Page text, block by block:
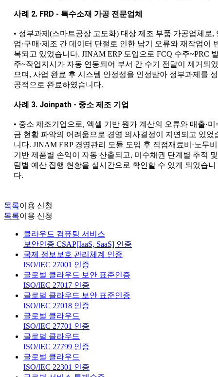
사례 2. FRD - 특수소재 가공 전문업체
• 정부과제(스마트공장 고도화) 대상 제조 부품 가공업체로,
업·구매·제조 간 데이터 단절로 인한 납기 오류와 재작업이
복되고 있었습니다. JINAM ERP 도입으로 FCQ 수주~PRC
주~작업지시가 자동 연동되어 부서 간 수기 전달이 제거되었
으며, 사업 완료 후 시스템 안정성을 인정받아 정부과제를 성
공적으로 완료하였습니다.
사례 3. Joinpath - 중소 제조 기업
• 중소 제조기업으로, 엑셀 기반 원가 계산의 오류와 매출·미
금 현황 파악의 어려움으로 경영 의사결정이 지연되고 있었
니다. JINAM ERP 경영관리 모듈 도입 후 직접재료비·노무비
기반 제품별 손익이 자동 산출되고, 미수채권 단계별 추적 및
팀별 예산 집행 현황을 실시간으로 확인할 수 있게 되었습니
다.
목록이용 신청
목록이용 신청
클라우드 컴퓨팅 서비스
보안인증 CSAP[IaaS, SaaS] 인증
국제 정보보호 관리체계 인증
ISO/IEC 27001 인증
글로벌 클라우드 보안 표준인증
ISO/IEC 27017 인증
글로벌 클라우드 보안 표준인증
ISO/IEC 27018 인증
글로벌 클라우드
ISO/IEC 27701 인증
글로벌 클라우드
ISO/IEC 27799 인증
글로벌 클라우드
ISO/IEC 22301 인증